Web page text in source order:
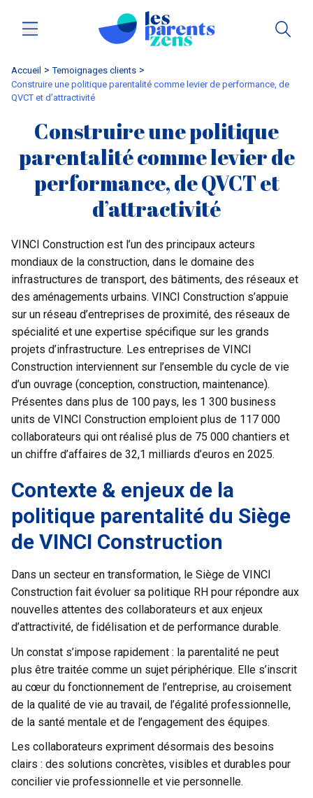
Accueil
temoignages clients
Construire une politique parentalité comme levier de performance, de
QVCT et d’attractivité
Construire une politique
parentalité comme levier de
performance, de QVCT et
d’attractivité
VINCI Construction est l’un des principaux acteurs
mondiaux de la construction, dans le domaine des
infrastructures de transport, des bâtiments, des réseaux et
des aménagements urbains. VINCI Construction s’appuie
sur un réseau d’entreprises de proximité, des réseaux de
spécialité et une expertise spécifique sur les grands
projets d’infrastructure. Les entreprises de VINCI
Construction interviennent sur l’ensemble du cycle de vie
d’un ouvrage (conception, construction, maintenance).
Présentes dans plus de 100 pays, les 1 300 business
units de VINCI Construction emploient plus de 117 000
collaborateurs qui ont réalisé plus de 75 000 chantiers et
un chiffre d’affaires de 32,1 milliards d’euros en 2025.
Contexte & enjeux de la
politique parentalité du Siège
de VINCI Construction
Dans un secteur en transformation, le Siège de VINCI
Construction fait évoluer sa politique RH pour répondre aux
nouvelles attentes des collaborateurs et aux enjeux
d’attractivité, de fidélisation et de performance durable.
Un constat s’impose rapidement : la parentalité ne peut
plus être traitée comme un sujet périphérique. Elle s’inscrit
au cœur du fonctionnement de l’entreprise, au croisement
de la qualité de vie au travail, de l’égalité professionnelle,
de la santé mentale et de l’engagement des équipes.
Les collaborateurs expriment désormais des besoins
clairs : des solutions concrètes, visibles et durables pour
concilier vie professionnelle et vie personnelle.